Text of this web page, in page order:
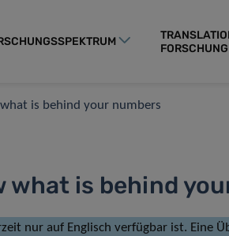
FORSCHUNG
is behind your numbers
what is behind
nur auf Englisch verfügbar ist. Eine